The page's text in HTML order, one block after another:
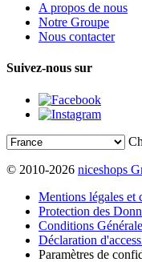
A propos de nous
Notre Groupe
Nous contacter
Suivez-nous sur
© 2010-2026 niceshops
Mentions légales et
Protection des
Conditions
Déclaration
Paramètres de